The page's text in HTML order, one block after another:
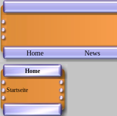
Home News
Home
Startseite